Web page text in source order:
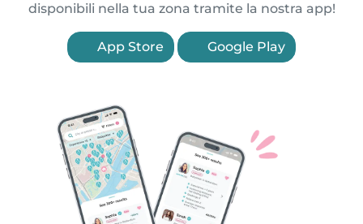
disponibili nella tua zona tramite la nostra app!
App Store Google Play